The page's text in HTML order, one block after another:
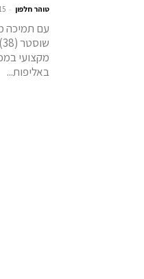
טוהר חלפון -
עם תמיכה
מקצועי
באליפות...